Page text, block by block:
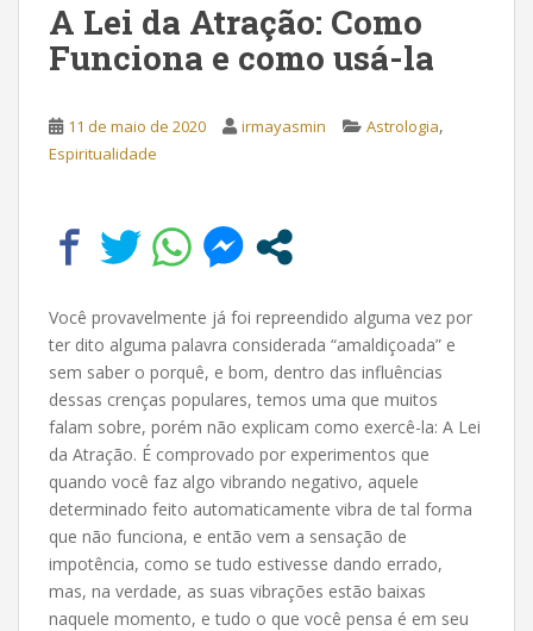
A Lei da Atração: Como
Funciona e como usá-la
11 de maio de 2020 irmayasmin Astrologia,
Espiritualidade
Você provavelmente já foi repreendido alguma vez por
ter dito alguma palavra considerada “amaldiçoada” e
sem saber o porquê, e bom, dentro das influências
dessas crenças populares, temos uma que muitos
falam sobre, porém não explicam como exercê-la: A Lei
da Atração. É comprovado por experimentos que
quando você faz algo vibrando negativo, aquele
determinado feito automaticamente vibra de tal forma
que não funciona, e então vem a sensação de
impotência, como se tudo estivesse dando errado,
mas, na verdade, as suas vibrações estão baixas
naquele momento, e tudo o que você pensa é em seu